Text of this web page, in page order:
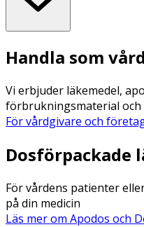
Handla som
Vi erbjuder läkemedel,
förbrukningsmaterial
För vårdgivare och
Dosförpackade
För vårdens patienter
på din medicin
Läs mer om Apodos och